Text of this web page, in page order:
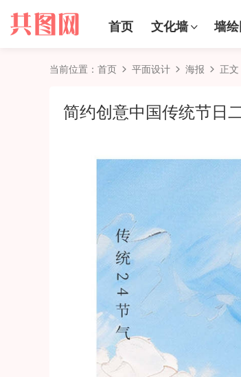
首页 文化墙 墙
当前位置： 首页 平面设计 海报 正文
简约创意中国传统节日